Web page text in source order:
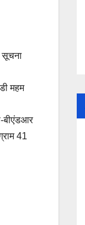
सूचना
महम
बीएंडआर
41